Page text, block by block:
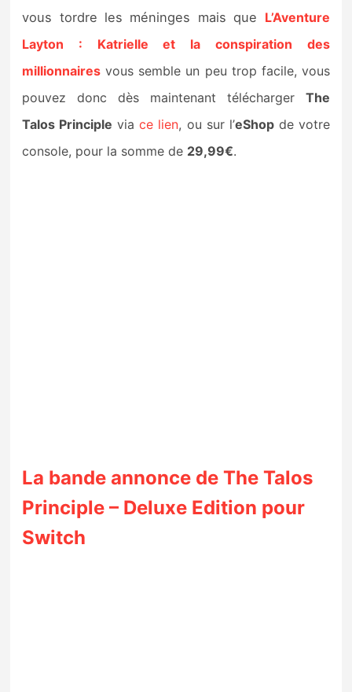
vous tordre les méninges mais que L’Aventure
Layton : Katrielle et la conspiration des
millionnaires vous semble un peu trop facile, vous
pouvez donc dès maintenant télécharger The
Talos Principle viace lien, ou sur l’eShopde votre
console, pour la somme de 29,99€.
La bande annonce de The Talos
Principle – Deluxe Edition pour
Switch